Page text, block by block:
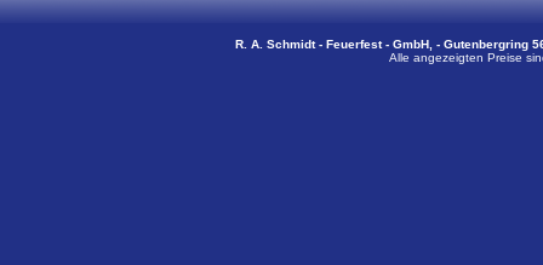
R. A. Schmidt - Feuerfest - GmbH, - Gutenbergring
Alle angezeigten Preise